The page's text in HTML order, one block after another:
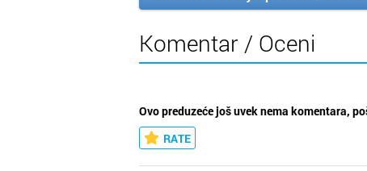
Komentar / Oceni
Ovo preduzeće još uvek nema komentara,
RATE